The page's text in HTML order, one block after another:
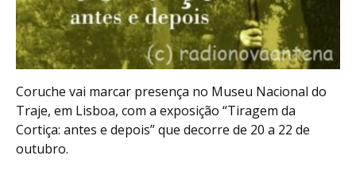
Coruche vai marcar presença no Museu Nacional do
Traje, em Lisboa, com a exposição “Tiragem da
Cortiça: antes e depois” que decorre de 20 a 22 de
outubro.